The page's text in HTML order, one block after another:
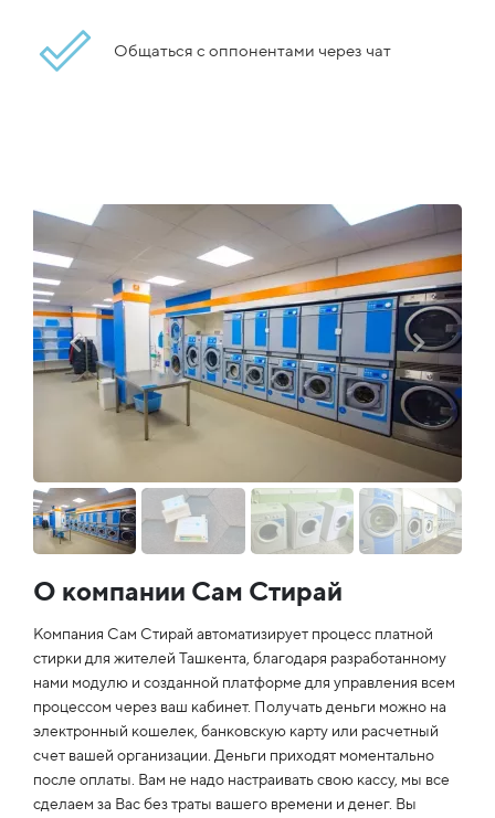
Общаться с оппонентами через чат
О компании Сам Стирай
Компания Сам Стирай автоматизирует процесс платной
стирки для жителей Ташкента, благодаря разработанному
нами модулю и созданной платформе для управления всем
процессом через ваш кабинет. Получать деньги можно на
электронный кошелек, банковскую карту или расчетный
счет вашей организации. Деньги приходят моментально
после оплаты. Вам не надо настраивать свою кассу, мы все
сделаем за Вас без траты вашего времени и денег. Вы